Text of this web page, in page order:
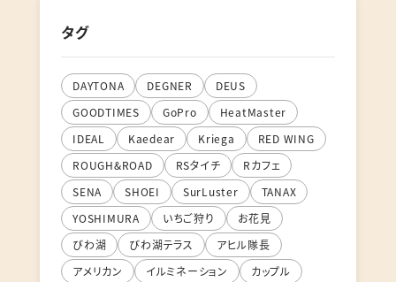
タグ
DAYTONA DEGNER
DEUS
GOODTIMES
GoPro
HeatMaster
IDEAL
Kaedear Kriega
RED WING
ROUGH&ROAD
RSタイチ
Rカフェ
SENA
SHOEI SurLuster
TANAX
YOSHIMURA
いちご狩り
お花見
びわ湖
びわ湖テラス
アヒル隊長
アメリカン
イルミネーション
カップル